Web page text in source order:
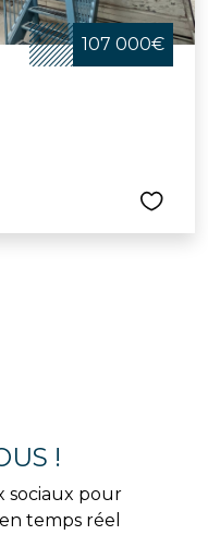
107 000€
!
sociaux pour
temps réel